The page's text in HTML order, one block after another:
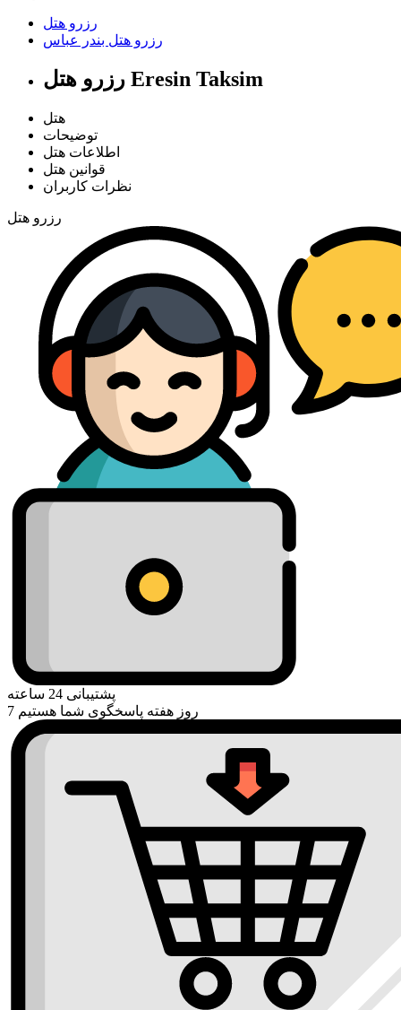
رزرو هتل
رزرو هتل بندر عباس
رزرو هتل Eresin Taksim
هتل
توضیحات
اطلاعات هتل
قوانین هتل
نظرات کاربران
رزرو هتل
پشتیبانی 24 ساعته
7 روز هفته پاسخگوی شما هستیم